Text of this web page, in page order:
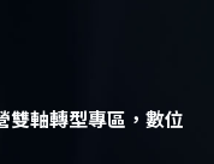
雙軸轉型專區，數位